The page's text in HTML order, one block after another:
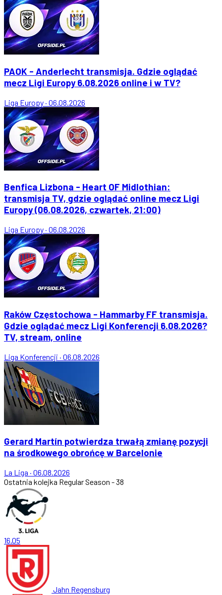
PAOK - Anderlecht transmisja. Gdzie oglądać
mecz Ligi Europy 6.08.2026 online i w TV?
Liga Europy · 06.08.2026
Benfica Lizbona - Heart OF Midlothian:
transmisja TV, gdzie oglądać online mecz Ligi
Europy (06.08.2026, czwartek, 21:00)
Liga Europy · 06.08.2026
Raków Częstochowa - Hammarby FF transmisja.
Gdzie oglądać mecz Ligi Konferencji 6.08.2026?
TV, stream, online
Liga Konferencji · 06.08.2026
Gerard Martín potwierdza trwałą zmianę pozycji
na środkowego obrońcę w Barcelonie
La Liga · 06.08.2026
Ostatnia kolejka Regular Season - 38
16.05
Jahn Regensburg